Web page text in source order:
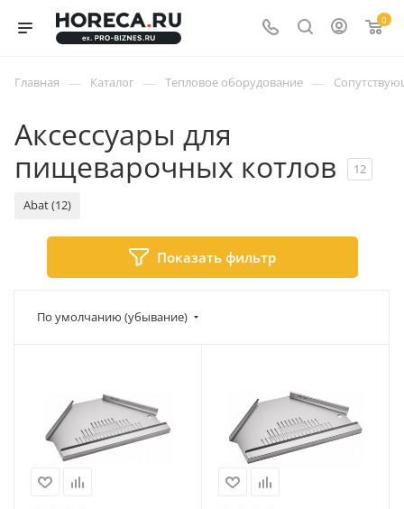
0
Главная — Каталог — Тепловое оборудование —
Аксессуары для
пищеварочных котлов
12
Abat (12)
Показать фильтр
По умолчанию (убывание)